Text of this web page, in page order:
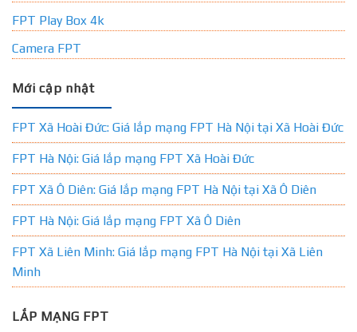
FPT Play Box 4k
Camera FPT
Mới cập nhật
FPT Xã Hoài Đức: Giá lắp mạng FPT Hà Nội tại Xã Hoài Đức
FPT Hà Nội: Giá lắp mạng FPT Xã Hoài Đức
FPT Xã Ô Diên: Giá lắp mạng FPT Hà Nội tại Xã Ô Diên
FPT Hà Nội: Giá lắp mạng FPT Xã Ô Diên
FPT Xã Liên Minh: Giá lắp mạng FPT Hà Nội tại Xã Liên
Minh
LẮP MẠNG FPT